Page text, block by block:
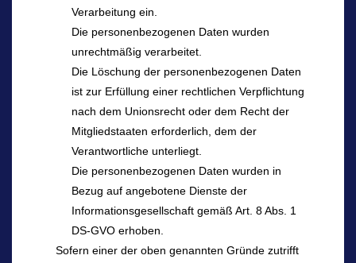
Verarbeitung ein.
Die personenbezogenen Daten wurden
unrechtmäßig verarbeitet.
Die Löschung der personenbezogenen Daten
ist zur Erfüllung einer rechtlichen Verpflichtung
nach dem Unionsrecht oder dem Recht der
Mitgliedstaaten erforderlich, dem der
Verantwortliche unterliegt.
Die personenbezogenen Daten wurden in
Bezug auf angebotene Dienste der
Informationsgesellschaft gemäß Art. 8 Abs. 1
DS-GVO erhoben.
Sofern einer der oben genannten Gründe zutrifft